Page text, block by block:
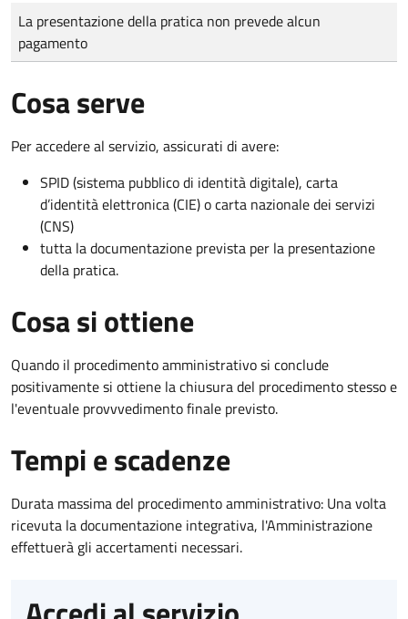
Tipo di pagamento
Importo
La presentazione della pratica non prevede alcun
pagamento
Cosa serve
Per accedere al servizio, assicurati di avere:
SPID (sistema pubblico di identità digitale), carta
d’identità elettronica (CIE) o carta nazionale dei servizi
(CNS)
tutta la documentazione prevista per la presentazione
della pratica.
Cosa si ottiene
Quando il procedimento amministrativo si conclude
positivamente si ottiene la chiusura del procedimento stesso e
l'eventuale provvvedimento finale previsto.
Tempi e scadenze
Durata massima del procedimento amministrativo: Una volta
ricevuta la documentazione integrativa, l'Amministrazione
effettuerà gli accertamenti necessari.